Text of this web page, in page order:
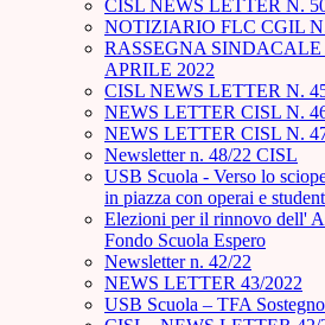
CISL NEWS LETTER N.
NOTIZIARIO FLC CGIL
RASSEGNA
APRILE 2022
CISL NEWS LETTER N.
NEWS LETTER CISL N.
NEWS LETTER CISL N.
Newsletter n. 48/22 CISL
USB Scuola - Verso lo
in piazza con operai e
Elezioni per il rinnovo dell'
Fondo Scuola Espero
Newsletter n. 42/22
NEWS LETTER 43/2022
USB Scuola – TFA